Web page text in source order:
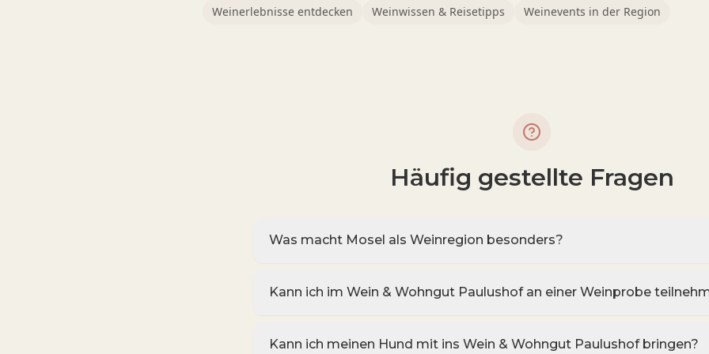
Weinerlebnisse entdecken Weinwissen & Reisetipps Weinevents in der Region
Häufig gestellte Fragen
Was macht Mosel als Weinregion besonders?
Kann ich im Wein & Wohngut Paulushof an einer Weinprobe
Kann ich meinen Hund mit ins Wein & Wohngut Paulushof bringen?